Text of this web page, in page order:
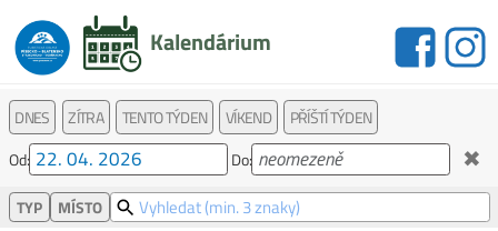
Kalendárium
DNES ZÍTRA TENTO TÝDEN VÍKEND
PŘÍŠTÍ TÝDEN
Od:
Do: ✖
TYP MÍSTO